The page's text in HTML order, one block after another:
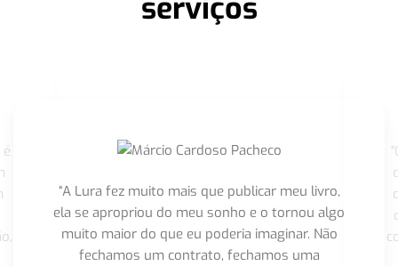
serviços
“A Lura fez muito mais que publicar meu livro,
ela se apropriou do meu sonho e o tornou algo
muito maior do que eu poderia imaginar. Não
fechamos um contrato, fechamos uma